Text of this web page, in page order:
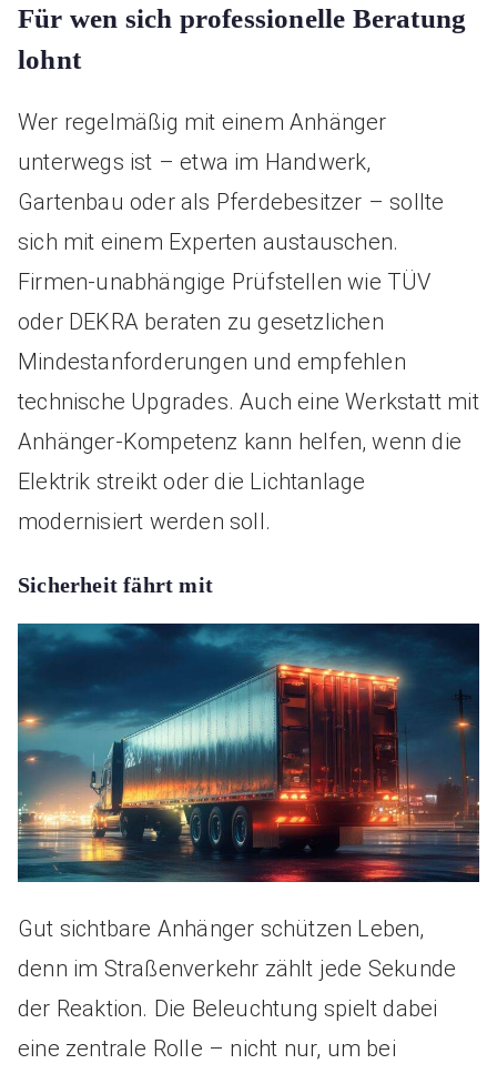
Für wen sich professionelle Beratung
lohnt
Wer regelmäßig mit einem Anhänger
unterwegs ist – etwa im Handwerk,
Gartenbau oder als Pferdebesitzer – sollte
sich mit einem Experten austauschen.
Firmen-unabhängige Prüfstellen wie TÜV
oder DEKRA beraten zu gesetzlichen
Mindestanforderungen und empfehlen
technische Upgrades. Auch eine Werkstatt mit
Anhänger-Kompetenz kann helfen, wenn die
Elektrik streikt oder die Lichtanlage
modernisiert werden soll.
Sicherheit fährt mit
Gut sichtbare Anhänger schützen Leben,
denn im Straßenverkehr zählt jede Sekunde
der Reaktion. Die Beleuchtung spielt dabei
eine zentrale Rolle – nicht nur, um bei